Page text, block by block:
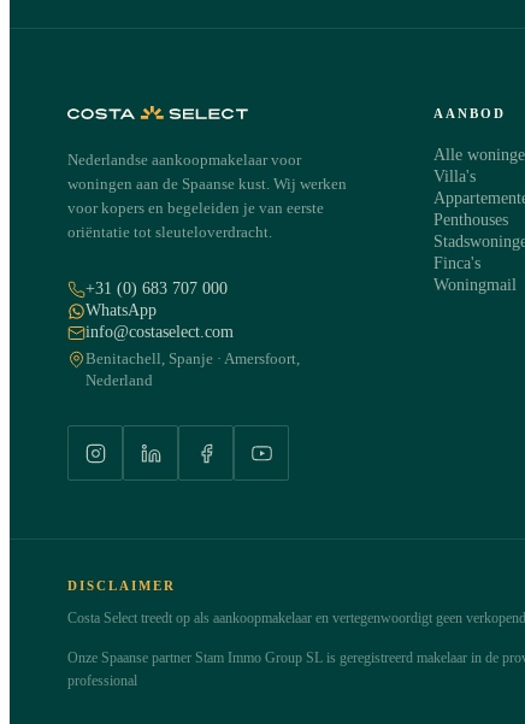
Nederlandse aankoopmakelaar voor
woningen aan de Spaanse kust. Wij werken
voor kopers en begeleiden je van eerste
oriëntatie tot sleuteloverdracht.
+31 (0) 683 707 000
WhatsApp
info@costaselect.com
Benitachell, Spanje · Amersfoort,
Nederland
AANBOD
Alle
Villa's
Penthouses
Finca's
Woningmail
DISCLAIMER
Costa Select treedt op als aankoopmakelaar en vertegenwoordigt geen
Onze Spaanse partner Stam Immo Group SL is geregistreerd makelaar in de
professional